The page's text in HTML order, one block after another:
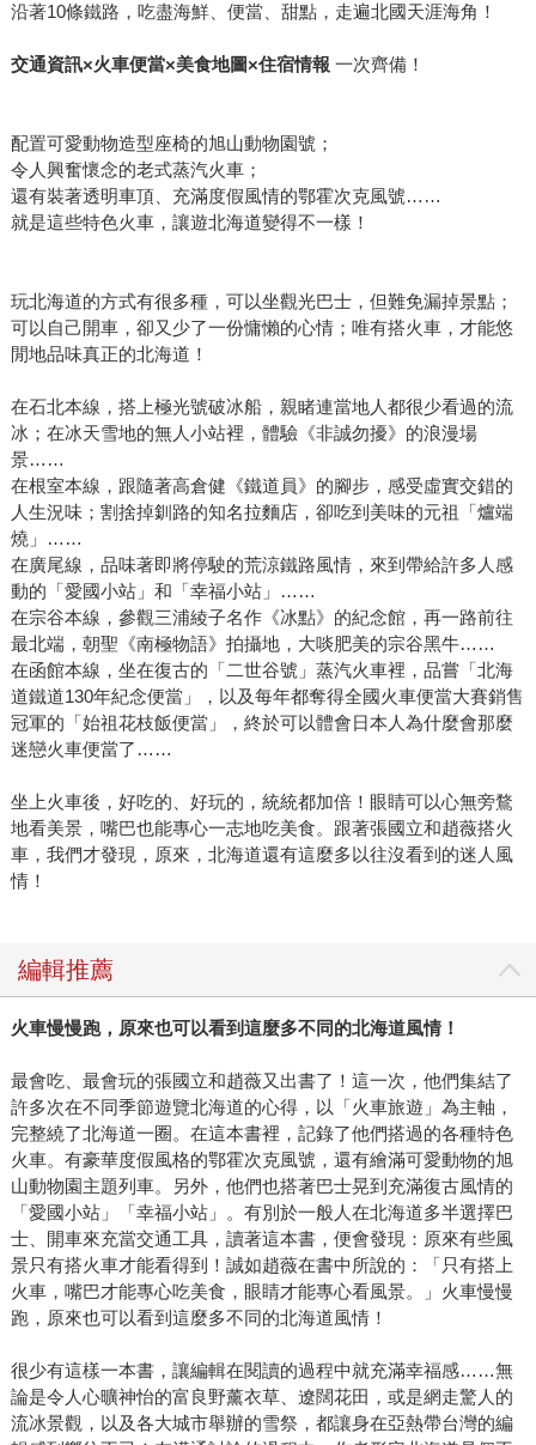
沿著10條鐵路，吃盡海鮮、便當、甜點，走遍北國天涯海角！
交通資訊×火車便當×美食地圖×住宿情報 一次齊備！
配置可愛動物造型座椅的旭山動物園號；
令人興奮懷念的老式蒸汽火車；
還有裝著透明車頂、充滿度假風情的鄂霍次克風號……
就是這些特色火車，讓遊北海道變得不一樣！
玩北海道的方式有很多種，可以坐觀光巴士，但難免漏掉景點；
可以自己開車，卻又少了一份慵懶的心情；唯有搭火車，才能悠
閒地品味真正的北海道！
在石北本線，搭上極光號破冰船，親睹連當地人都很少看過的流
冰；在冰天雪地的無人小站裡，體驗《非誠勿擾》的浪漫場
景……
在根室本線，跟隨著高倉健《鐵道員》的腳步，感受虛實交錯的
人生況味；割捨掉釧路的知名拉麵店，卻吃到美味的元祖「爐端
燒」……
在廣尾線，品味著即將停駛的荒涼鐵路風情，來到帶給許多人感
動的「愛國小站」和「幸福小站」……
在宗谷本線，參觀三浦綾子名作《冰點》的紀念館，再一路前往
最北端，朝聖《南極物語》拍攝地，大啖肥美的宗谷黑牛……
在函館本線，坐在復古的「二世谷號」蒸汽火車裡，品嘗「北海
道鐵道130年紀念便當」，以及每年都奪得全國火車便當大賽銷售
冠軍的「始祖花枝飯便當」，終於可以體會日本人為什麼會那麼
迷戀火車便當了……
坐上火車後，好吃的、好玩的，統統都加倍！眼睛可以心無旁鶩
地看美景，嘴巴也能專心一志地吃美食。跟著張國立和趙薇搭火
車，我們才發現，原來，北海道還有這麼多以往沒看到的迷人風
情！
編輯推薦
火車慢慢跑，原來也可以看到這麼多不同的北海道風情！
最會吃、最會玩的張國立和趙薇又出書了！這一次，他們集結了
許多次在不同季節遊覽北海道的心得，以「火車旅遊」為主軸，
完整繞了北海道一圈。在這本書裡，記錄了他們搭過的各種特色
火車。有豪華度假風格的鄂霍次克風號，還有繪滿可愛動物的旭
山動物園主題列車。另外，他們也搭著巴士晃到充滿復古風情的
「愛國小站」「幸福小站」。有別於一般人在北海道多半選擇巴
士、開車來充當交通工具，讀著這本書，便會發現：原來有些風
景只有搭火車才能看得到！誠如趙薇在書中所說的：「只有搭上
火車，嘴巴才能專心吃美食，眼睛才能專心看風景。」火車慢慢
跑，原來也可以看到這麼多不同的北海道風情！
很少有這樣一本書，讓編輯在閱讀的過程中就充滿幸福感……無
論是令人心曠神怡的富良野薰衣草、遼闊花田，或是網走驚人的
流冰景觀，以及各大城市舉辦的雪祭，都讓身在亞熱帶台灣的編